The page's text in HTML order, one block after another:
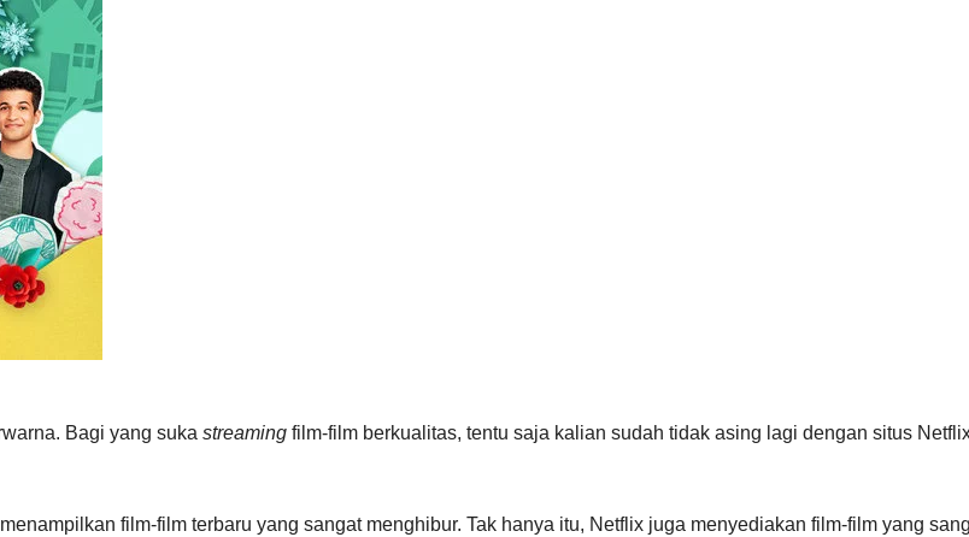
Bagi yang suka streaming film-film berkualitas, tentu saja kalian sudah tidak asing lagi dengan situs
film-film terbaru yang sangat menghibur. Tak hanya itu, Netflix juga menyediakan film-film yang